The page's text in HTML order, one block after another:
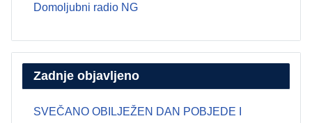
Domoljubni radio NG
Zadnje objavljeno
SVEČANO OBILJEŽEN DAN POBJEDE I